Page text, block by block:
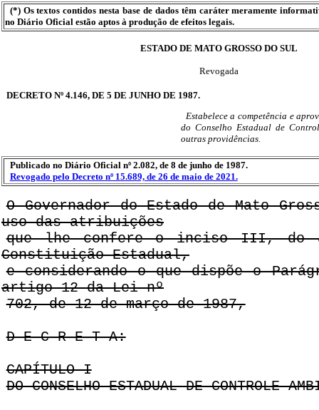
(*) Os textos contidos nesta base de dados têm caráter meramente
no Diário Oficial estão aptos à produção de efeitos legais.
ESTADO DE MATO GROSSO DO SUL
Revogada
DECRETO Nº 4.146, DE 5 DE JUNHO DE 1987.
Estabelece a competência e
do Conselho Estadual de
outras providências.
Publicado no Diário Oficial nº 2.082, de 8 de junho de 1987.
Revogado pelo Decreto nº 15.689, de 26 de maio de 2021.
O Governador do Estado de Mato
uso das atribuições
que lhe confere o inciso III, do
Constituição Estadual,
e considerando o que dispõe o
artigo 12 da Lei nº
702, de 12 de março de 1987,
D E C R E T A:
CAPÍTULO I
DO CONSELHO ESTADUAL DE CONTROLE